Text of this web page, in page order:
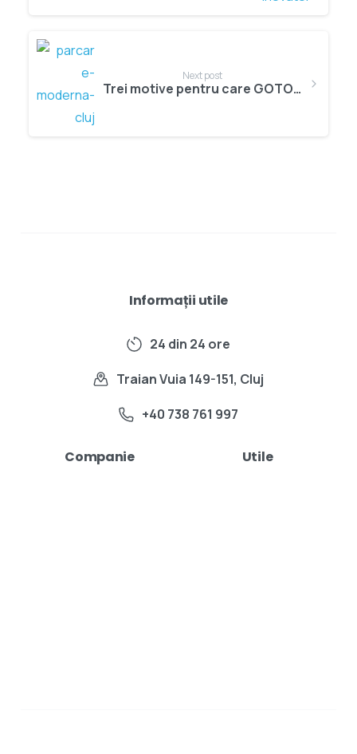
Next post
Trei motive pentru care GOTO Parking este una dintre cele mai moderne parcări de aeroport din Romania
Informații utile
24 din 24 ore
Traian Vuia 149-151, Cluj
+40 738 761 997
Companie Utile